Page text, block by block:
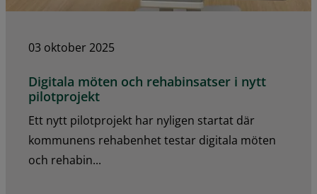
03 oktober 2025
Digitala möten och rehabinsatser i nytt
pilotprojekt
Ett nytt pilotprojekt har nyligen startat där
kommunens rehabenhet testar digitala möten
och rehabin...